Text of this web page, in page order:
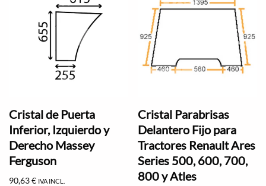
Cristal de Puerta
Inferior, Izquierdo y
Derecho Massey
Ferguson
90,63€ IVA INCL.
Cristal Parabrisas
Delantero Fijo para
Tractores Renault Ares
Series 500, 600, 700,
800 y Atles